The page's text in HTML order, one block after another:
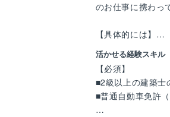
のお仕事に携わっ
【具体的には】
■CADを使った図面
■住宅や、小規模
計・企画設計
■各所申請業務 な
※分業体制のため
活かせる経験スキル
【必須】
■2級以上の建築士
■普通自動車免許